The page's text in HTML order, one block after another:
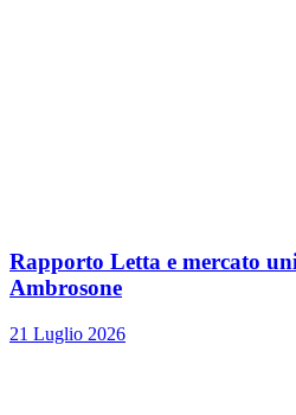
Rapporto Letta e mercato
Ambrosone
21 Luglio 2026